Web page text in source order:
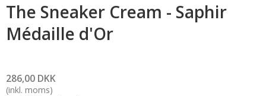
The Sneaker Cream - Saphir
Médaille d'Or
286,00 DKK
(inkl. moms)